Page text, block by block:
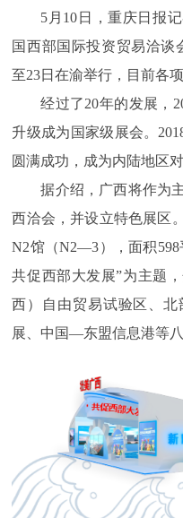
5月10日，重庆日报
国西部国际投资贸易洽谈
至23日在渝举行，目前各
经过了20年的发展，
升级成为国家级展会。
圆满成功，成为内陆地区
据介绍，广西将作为
西洽会，并设立特色展区
N2馆（N2—3），面积
共促西部大发展”为主题
西）自由贸易试验区、
展、中国—东盟信息港等八